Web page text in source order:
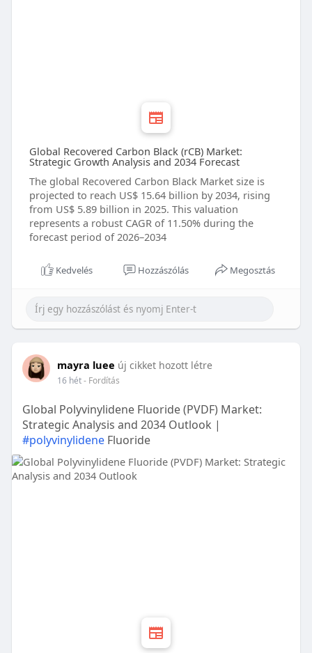
Global Recovered Carbon Black (rCB) Market:
Strategic Growth Analysis and 2034 Forecast
The global Recovered Carbon Black Market size is
projected to reach US$ 15.64 billion by 2034, rising
from US$ 5.89 billion in 2025. This valuation
represents a robust CAGR of 11.50% during the
forecast period of 2026–2034
Kedvelés Hozzászólás Megosztás
mayra luee új cikket hozott létre
16 hét- Fordítás
Global Polyvinylidene Fluoride (PVDF) Market:
Strategic Analysis and 2034 Outlook |
#polyvinylideneFluoride